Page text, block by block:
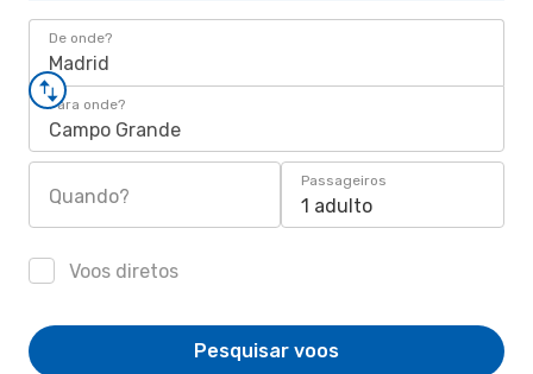
De onde?
Madrid
Para onde?
Campo Grande
Quando?
Passageiros
1 adulto
Voos diretos
Pesquisar voos